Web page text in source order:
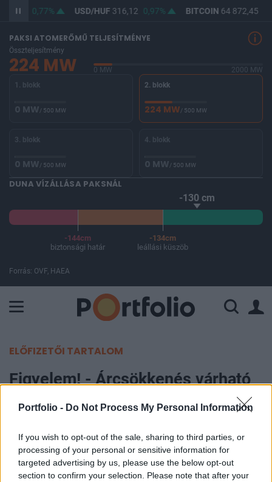
Portfolio - Do Not Process My Personal Information
If you wish to opt-out of the sale, sharing to third parties, or
processing of your personal or sensitive information for
targeted advertising by us, please use the below opt-out
section to confirm your selection. Please note that after your
0,77% USD/HUF316,12 0,97% BITCOIN64 872,45
PAKSI ATOMERŐMŰ TELJESÍTMÉNYE
Összteljesítmény
224 MW 0 MW
2000 MW
1. blokk
0 MW/ 500 MW
2. blokk
224 MW/ 500 MW
3. blokk
0 MW/ 500 MW
4. blokk
0 MW/ 500 MW
DUNA VÍZÁLLÁSA PAKSNÁL
-130 cm
-144cm
biztonsági határ
-134cm
leállási küszöb
Forrás: OVF, HAEA
ELŐFIZETŐI TARTALOM
Figyelem! - Árcsökkenés várható
a használt lakások piacán
2006. február 02. 11:25
Változatlanul a lakáspiac megítélése a